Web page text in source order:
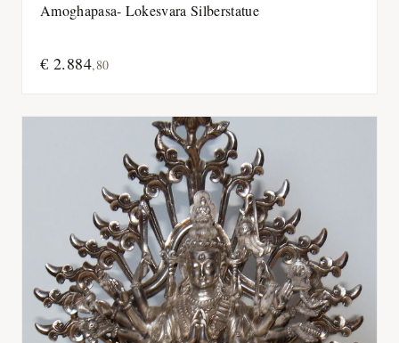
Amoghapasa- Lokesvara Silberstatue
€ 2.884,80